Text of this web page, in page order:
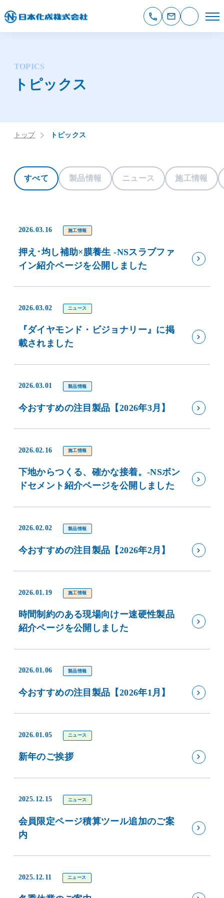
TOPICS
トピックス
トップ トピックス
すべて 製品情報 ニュース 施工情報
2026.03.16 施工情報
押え･均し補助×膜養生 -NSスラブファ
イン紹介ページを公開しました
2026.03.02 ニュース
『ダイヤモンド・ビジョナリー』に掲
載されました
2026.03.01 製品情報
今おすすめの注目製品【2026年3月】
2026.02.16 施工情報
下地からつくる、確かな接着。-NSボン
ドセメント紹介ページを公開しました
2026.02.02 製品情報
今おすすめの注目製品【2026年2月】
2026.01.19 施工情報
時間制約のある現場向けー速硬性製品
紹介ページを公開しました
2026.01.06 製品情報
今おすすめの注目製品【2026年1月】
2026.01.05 ニュース
新年のご挨拶
2025.12.15 ニュース
会員限定ページ積算ツール追加のご案
内
2025.12.11 ニュース